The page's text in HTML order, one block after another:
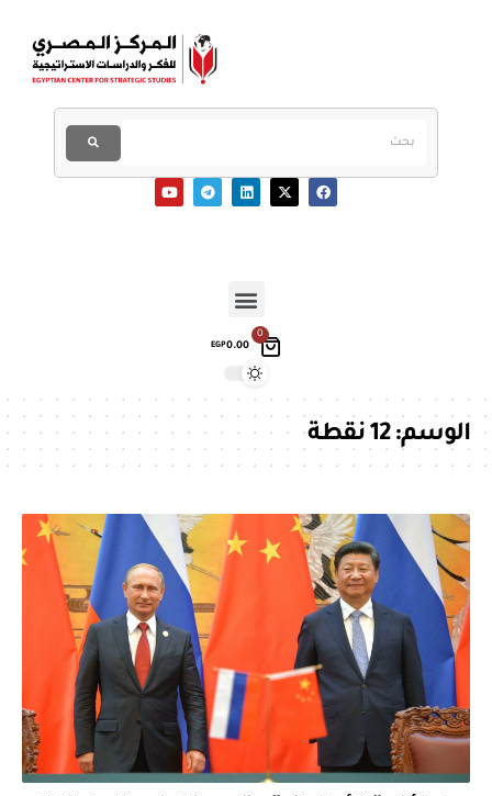
0
EGP0.00
الوسم:12 نقطة